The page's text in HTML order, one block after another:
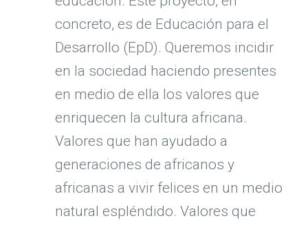
concreto, es de Educación para el
Desarrollo (EpD). Queremos incidir
en la sociedad haciendo presentes
en medio de ella los valores que
enriquecen la cultura africana.
Valores que han ayudado a
generaciones de africanos y
africanas a vivir felices en un medio
natural espléndido. Valores que